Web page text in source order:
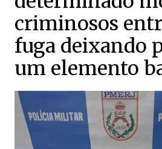
criminosos
fuga deixando
um elemento